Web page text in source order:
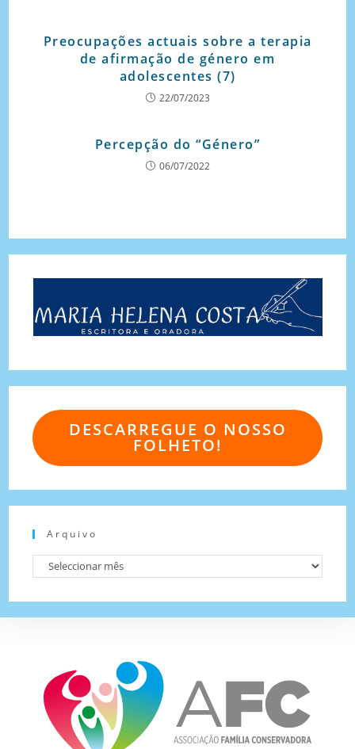
Preocupações actuais sobre a terapia
de afirmação de género em
adolescentes (7)
22/07/2023
Percepção do “Género”
06/07/2022
DESCARREGUE O NOSSO
FOLHETO!
Arquivo